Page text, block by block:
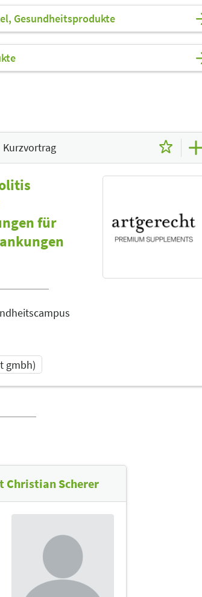
Gesundheitsprodukte
Kurzvortrag
für
gmbh)
Themen
Heilpraktiker |
Physiotherapeuten |
Sporttherapeuten |
Sportwissenschaftler
| Trainer,
Scherer